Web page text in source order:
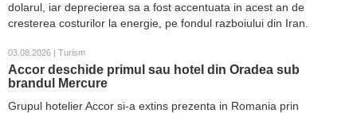
dolarul, iar deprecierea sa a fost accentuata in acest an de
cresterea costurilor la energie, pe fondul razboiului din Iran.
03.08.2026 | Turism
Accor deschide primul sau hotel din Oradea sub
brandul Mercure
Grupul hotelier Accor si-a extins prezenta in Romania prin